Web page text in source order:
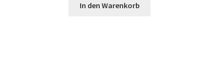
In den Warenkorb